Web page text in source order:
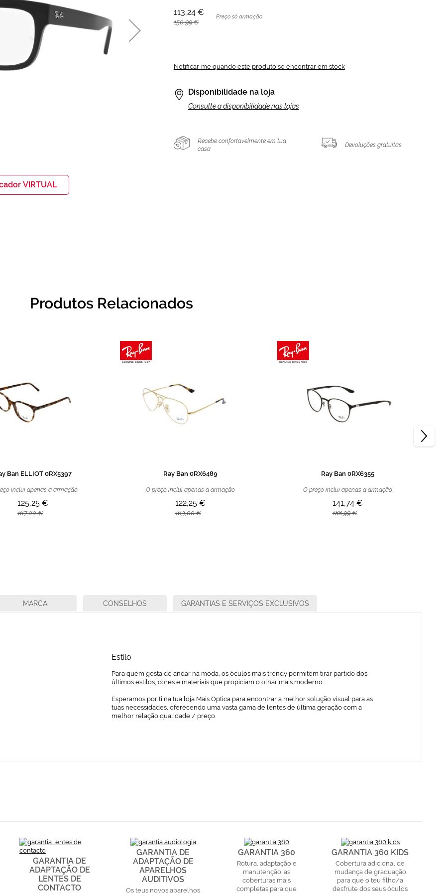
VIRTUAL
113,24 €
150,99 €
Preço só armação
Notificar-me quando este produto se encontrar em stock
Disponibilidade na loja
Consulte a disponibilidade nas lojas
Recebe confortavelmente em tua
casa
Devoluções gratuitas
Produtos Relacionados
Ban ELLIOT 0RX5397
inclui apenas a armação
125,25 €
167,00 €
Ray Ban 0RX6489
O preço inclui apenas a armação
122,25 €
163,00 €
Ray Ban 0RX6355
O preço inclui apenas a armação
141,74 €
188,99 €
Estilo
Para quem gosta de andar na moda, os óculos mais trendy permitem tirar partido dos
últimos estilos, cores e materiais que propiciam o olhar mais moderno.
Esperamos por ti na tua loja Mais Optica para encontrar a melhor solução visual para as
tuas necessidades, oferecendo uma vasta gama de lentes de última geração com a
melhor relação qualidade / preço.
MARCA CONSELHOS GARANTIAS E SERVIÇOS EXCLUSIVOS
GARANTIA DE
ADAPTAÇÃO DE
LENTES DE
CONTACTO
GARANTIA DE
ADAPTAÇÃO DE
APARELHOS
AUDITIVOS
Os teus novos aparelhos
GARANTIA 360
Rotura, adaptação e
manutenção: as
coberturas mais
completas para que
GARANTIA 360 KIDS
Cobertura adicional de
mudança de graduação
para que o teu filho/a
desfrute dos seus óculos